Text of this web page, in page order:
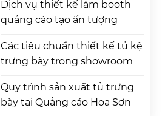
Dịch vụ thiết kế làm booth
quảng cáo tạo ấn tượng
Các tiêu chuẩn thiết kế tủ kệ
trưng bày trong showroom
Quy trình sản xuất tủ trưng
bày tại Quảng cáo Hoa Sơn